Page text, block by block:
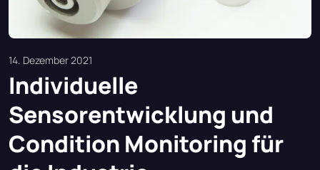
14. Dezember 2021
Individuelle
Sensorentwicklung und
Condition Monitoring für